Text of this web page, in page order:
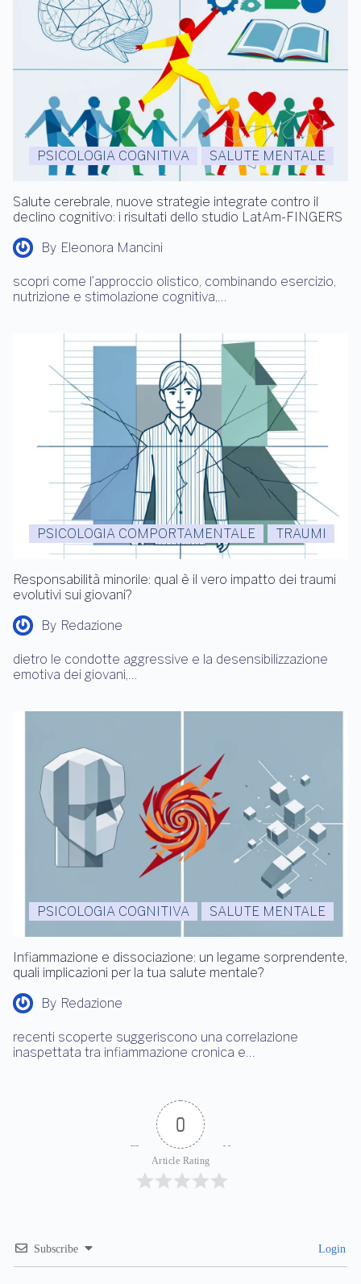
PSICOLOGIA COGNITIVA SALUTE MENTALE
Salute cerebrale, nuove strategie integrate contro il
declino cognitivo: i risultati dello studio LatAm-FINGERS
By Eleonora Mancini
scopri come l’approccio olistico, combinando esercizio,
nutrizione e stimolazione cognitiva,…
PSICOLOGIA COMPORTAMENTALE TRAUMI
Responsabilità minorile: qual è il vero impatto dei traumi
evolutivi sui giovani?
By Redazione
dietro le condotte aggressive e la desensibilizzazione
emotiva dei giovani,…
PSICOLOGIA COGNITIVA SALUTE MENTALE
Infiammazione e dissociazione: un legame sorprendente,
quali implicazioni per la tua salute mentale?
By Redazione
recenti scoperte suggeriscono una correlazione
inaspettata tra infiammazione cronica e…
0
Article Rating
Subscribe Login